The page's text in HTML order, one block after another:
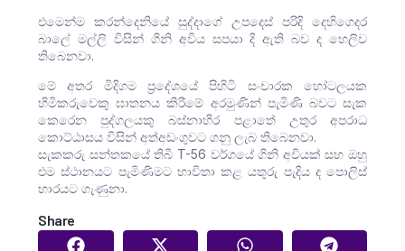
එමෙන්ම කරන්දෙනියේ සුද්දාගේ උපදෙස් පරිදි දෙහිගෙදර
බාලේ මල්ලි විසින් ගිනි අවිය සපයා දි ඇති බව ද හෙලිව
තිබෙනවා.
මේ අතර මිදිගම ප්‍රදේශයේ පිහිටි සංචාරක හෝටලයක
හිමිකරුවෙකු ඝාතනය කිරීමේ අරමුණින් පැමිණි බවට සැක
කෙරෙන පුද්ගලයකු බස්නාහිර පළාතේ උතුර අපරාධ
කොට්ඨාසය විසින් අත්අඩංගුවට ගනු ලැබ තිබෙනවා.
සැකකරු සන්තකයේ තිබී T-56 වර්ගයේ ගිනි අවියක් සහ ඔහු
එම ස්ථානයට පැමිණිමට භාවිතා කළ යතුරු පැදිය ද පොලිස්
භාරයට ගැණුනා.
Share